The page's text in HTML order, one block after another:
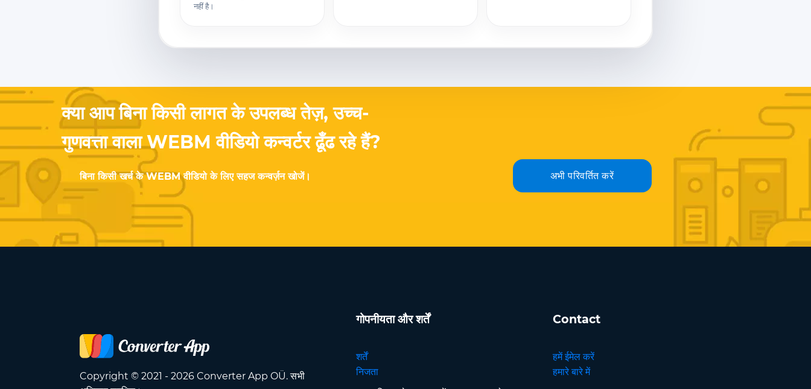
नहीं है।
क्या आप बिना किसी लागत के उपलब्ध तेज़, उच्च-
गुणवत्ता वाला WEBM वीडियो कन्वर्टर ढूँढ रहे हैं?
बिना किसी खर्च के WEBM वीडियो के लिए सहज कन्वर्ज़न खोजें। अभी परिवर्तित करें
Copyright © 2021 - 2026 Converter App OÜ. सभी
गोपनीयता और शर्तें
शर्तें
निजता
Contact
हमें ईमेल करें
हमारे बारे में